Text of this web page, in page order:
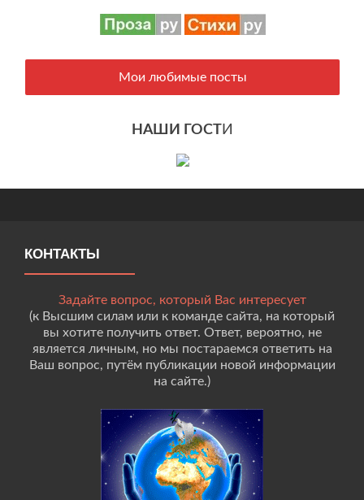
Мои любимые посты
НАШИ ГОСТИ
КОНТАКТЫ
Задайте вопрос, который Вас интересует
(к Высшим силам или к команде сайта, на который
вы хотите получить ответ. Ответ, вероятно, не
является личным, но мы постараемся ответить на
Ваш вопрос, путём публикации новой информации
на сайте.)